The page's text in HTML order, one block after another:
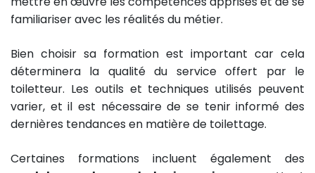
familiariser avec les réalités du métier.
Bien choisir sa formation est important car cela
déterminera la qualité du service offert par le
toiletteur. Les outils et techniques utilisés peuvent
varier, et il est nécessaire de se tenir informé des
dernières tendances en matière de toilettage.
Certaines formations incluent également des